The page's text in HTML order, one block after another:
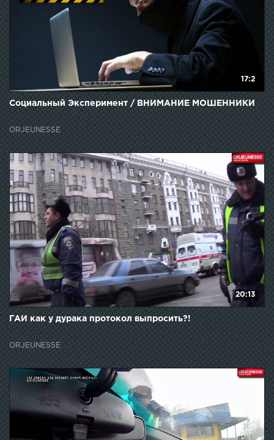
17:2
Социальный Эксперимент / ВНИМАНИЕ МОШЕННИКИ
ORJEUNESSE
20:13
ГАИ как у дурака протокол выпросить?!
ORJEUNESSE